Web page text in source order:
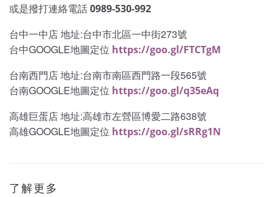
或是撥打連絡電話0989-530-992
台中一中店 地址:台中市北區一中街273號
台中GOOGLE地圖定位 https://goo.gl/FTCTgM
台南西門店 地址:台南市南區西門路一段565號
台南GOOGLE地圖定位 https://goo.gl/q35eAq
高雄巨蛋店 地址:高雄市左營區博愛二路638號
高雄GOOGLE地圖定位 https://goo.gl/sRRg1N
了解更多